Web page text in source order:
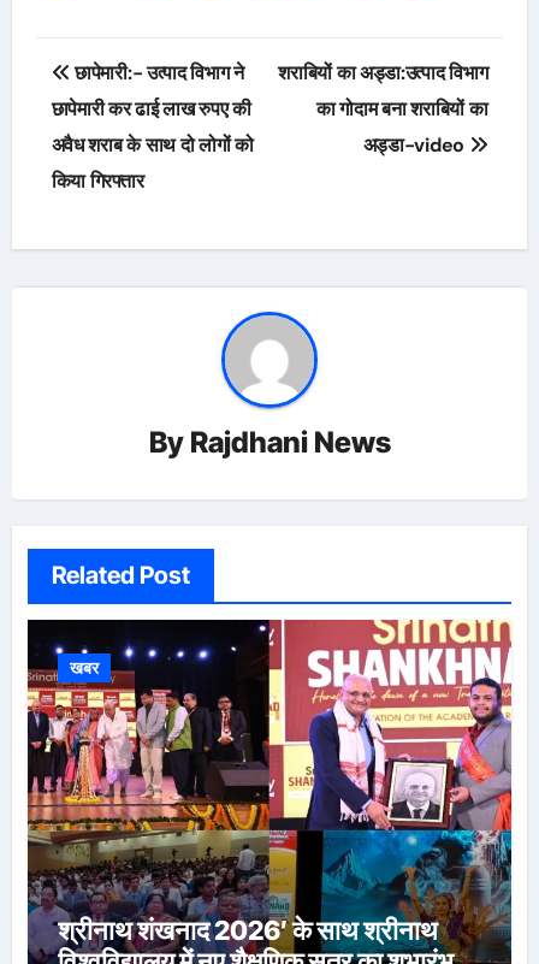
Post
navigation
छापेमारी:- उत्पाद विभाग ने
छापेमारी कर ढाई लाख रुपए की
अवैध शराब के साथ दो लोगों को
किया गिरफ्तार
शराबियों का अड्डा:उत्पाद विभाग
का गोदाम बना शराबियों का
अड्डा-video
By Rajdhani News
Related Post
खबर
श्रीनाथ शंखनाद 2026′ के साथ श्रीनाथ